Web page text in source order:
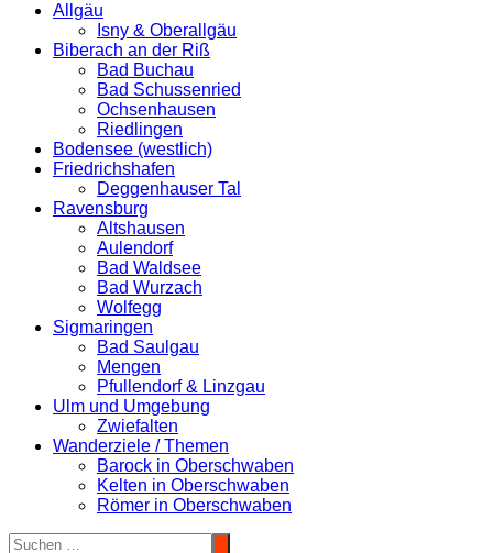
Allgäu
Isny & Oberallgäu
Biberach an der Riß
Bad Buchau
Bad Schussenried
Ochsenhausen
Riedlingen
Bodensee (westlich)
Friedrichshafen
Deggenhauser Tal
Ravensburg
Altshausen
Aulendorf
Bad Waldsee
Bad Wurzach
Wolfegg
Sigmaringen
Bad Saulgau
Mengen
Pfullendorf & Linzgau
Ulm und Umgebung
Zwiefalten
Wanderziele / Themen
Barock in Oberschwaben
Kelten in Oberschwaben
Römer in Oberschwaben